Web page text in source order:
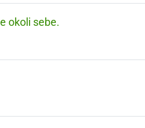
okoli sebe.